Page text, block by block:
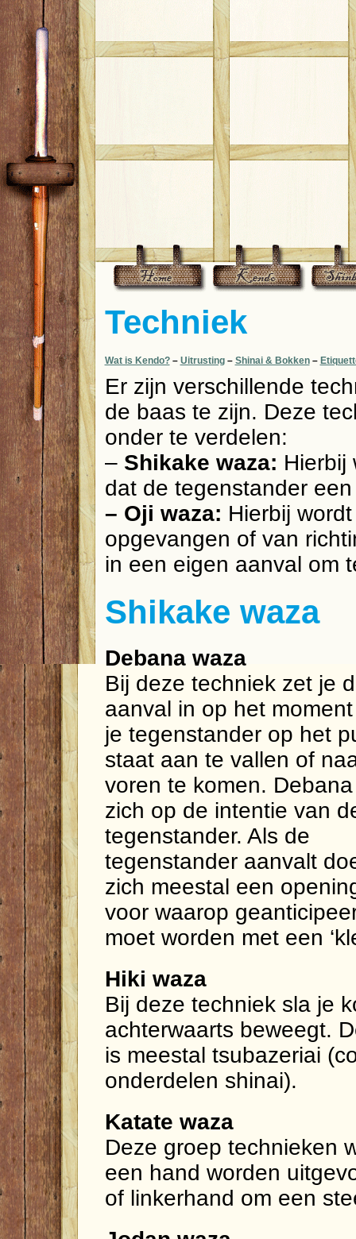
Techniek
Wat is Kendo?– Uitrusting– Shinai & Bokken–
Er zijn verschillende
de baas te zijn. Deze
onder te verdelen:
– Shikake waza: Hierbij
dat de tegenstander
– Oji waza: Hierbij
opgevangen of van
in een eigen aanval om
Shikake waza
Debana waza
Bij deze techniek zet je
aanval in op het
je tegenstander op het
staat aan te vallen of
voren te komen.
zich op de intentie van
tegenstander. Als de
tegenstander aanvalt
zich meestal een
voor waarop
moet worden met een
Hiki waza
Bij deze techniek sla je
achterwaarts beweegt.
is meestal tsubazeriai
onderdelen shinai).
Katate waza
Deze groep technieken
een hand worden
of linkerhand om een